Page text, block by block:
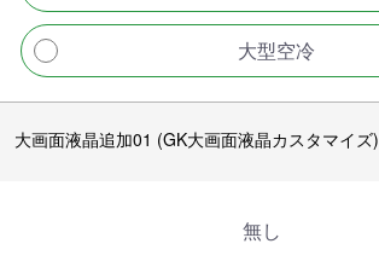
大型空冷
大画面液晶追加01 (GK大画面液晶カスタマイズ)
無し